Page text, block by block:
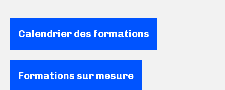
Calendrier des formations
Formations sur mesure